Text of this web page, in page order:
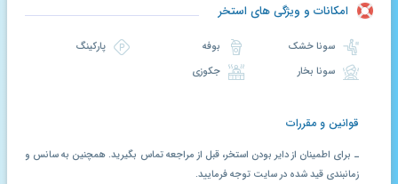
امکانات و ویژگی های استخر
سونا خشک
سونا بخار
جکوزی
پارکینگ
قوانین و مقررات
ـ برای اطمینان از دایر بودن استخر، قبل از مراجعه تماس بگیرید. همچنین به سانس و
زمانبندی قید شده در سایت توجه فرمایید.